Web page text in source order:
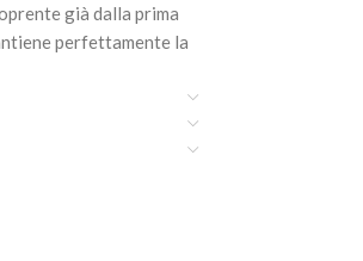
già dalla prima
perfettamente la